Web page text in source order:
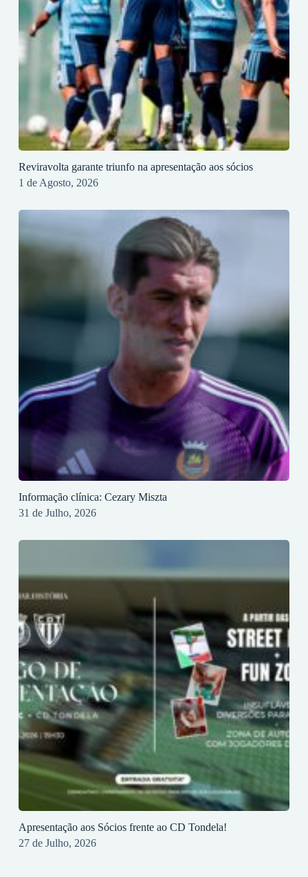
Reviravolta garante triunfo na apresentação aos sócios
1 de Agosto, 2026
Informação clínica: Cezary Miszta
31 de Julho, 2026
Apresentação aos Sócios frente ao CD Tondela!
27 de Julho, 2026